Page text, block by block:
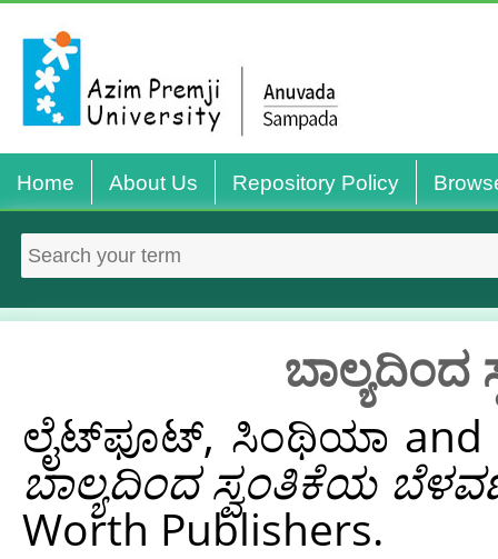
Home About Us Repository Policy
ಲೈಟ್‌ಫೂಟ್, ಸಿಂಥಿಯಾ and
ಬಾಲ್ಯದಿಂದ ಸ್ವಂತಿಕೆಯ
Worth Publishers.